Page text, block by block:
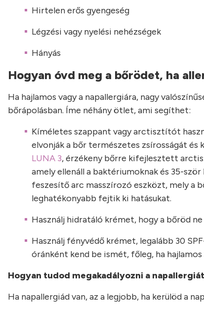
Hirtelen erős gyengeség
Légzési vagy nyelési nehézségek
Hányás
Hogyan óvd meg a bőrödet, ha
Ha hajlamos vagy a napallergiára, nagy
bőrápolásban. Íme néhány ötlet, ami segíthet:
Kíméletes szappant vagy arctisztítót
elvonják a bőr természetes zsírosságát
LUNA 3, érzékeny bőrre kifejlesztett
amely ellenáll a baktériumoknak és 35-
feszesítő arc masszírozó eszközt, mely a
leghatékonyabb fejtik ki hatásukat.
Használj hidratáló krémet, hogy a bőröd
Használj fényvédő krémet, legalább 30
óránként kend be ismét, főleg, ha hajlamos
Hogyan tudod megakadályozni a
Ha napallergiád van, az a legjobb, ha kerülöd a